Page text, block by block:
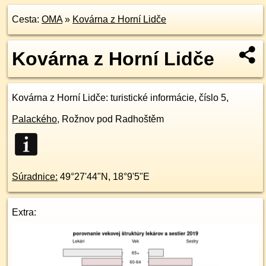
Cesta: OMA» Kovárna z Horní Lidče
Kovárna z Horní Lidče
Kovárna z Horní Lidče: turistické informácie, číslo 5,
Palackého, Rožnov pod Radhoštěm
Súradnice: 49°27'44"N , 18°9'5"E
Extra: